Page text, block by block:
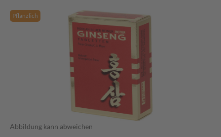
Pflanzlich
Abbildung kann abweichen